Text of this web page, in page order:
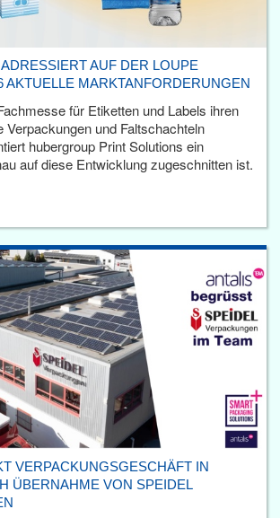
AUF DER LOUPE
AKTUELLE MARKTANFORDERUNGEN
für Etiketten und Labels ihren
Verpackungen und Faltschachteln
hubergroup Print Solutions ein
auf diese Entwicklung zugeschnitten ist.
VERPACKUNGSGESCHÄFT IN
ÜBERNAHME VON SPEIDEL